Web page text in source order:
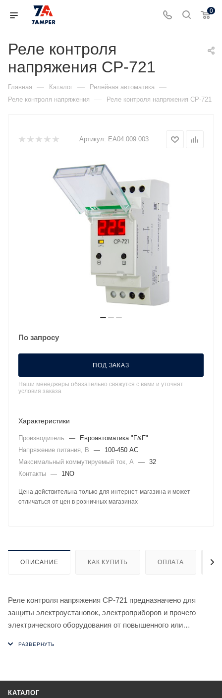
0
Реле контроля
напряжения CP-721
Главная — Каталог — Релейная автоматика —
Реле контроля напряжения — Реле контроля напряжения CP-721
Артикул: EA04.009.003
По запросу
ПОД ЗАКАЗ
Наши менеджеры обязательно свяжутся с вами и уточнят
условия заказа
Характеристики
Производитель —
Евроавтоматика "F&F"
Напряжение питания, В
—
100-450 AC
Максимальный коммутируемый ток, А — 32
Контакты — 1NO
Цена действительна только для интернет-магазина и может
отличаться от цен в розничных магазинах
ОПИСАНИЕ КАК КУПИТЬ ОПЛАТА
Реле контроля напряжения CP-721 предназначено для
защиты электроустановок, электроприборов и прочего
электрического оборудования от повышенного или
КАТАЛОГ